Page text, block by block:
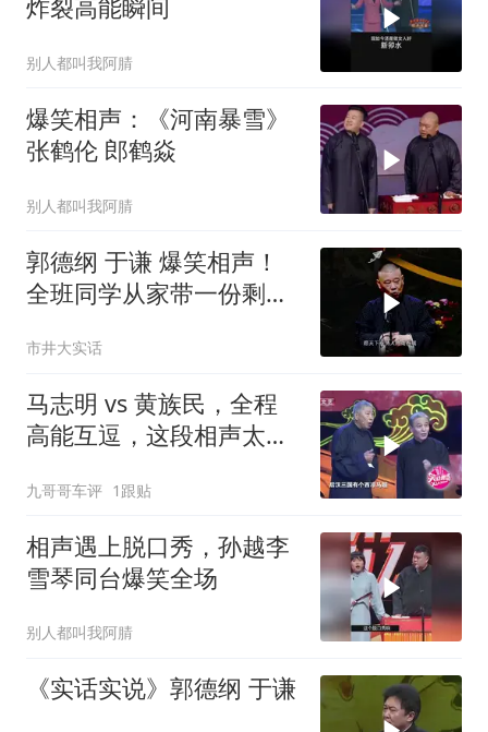
炸裂高能瞬间
别人都叫我阿腈
爆笑相声：《河南暴雪》
张鹤伦 郎鹤焱
别人都叫我阿腈
郭德纲 于谦 爆笑相声！
全班同学从家带一份剩
垃圾桶了？
市井大实话
马志明 vs 黄族民，全程
高能互逗，这段相声太逗
九哥哥车评 1跟贴
相声遇上脱口秀，孙越李
雪琴同台爆笑全场
别人都叫我阿腈
《实话实说》郭德纲 于谦